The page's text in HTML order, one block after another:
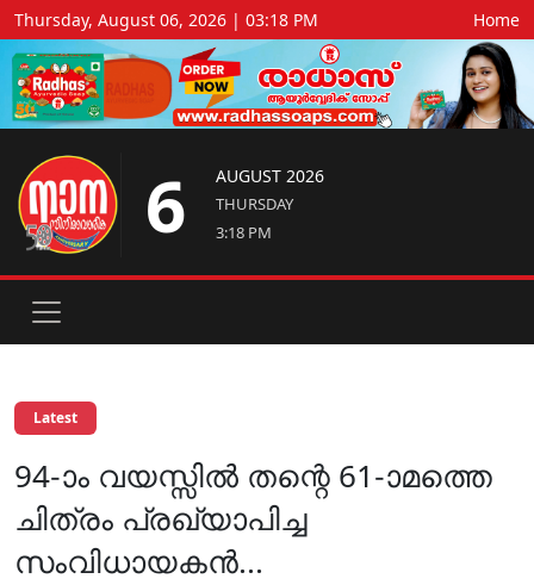
Thursday, August 06, 2026 | 03:18 PM Home
6 AUGUST 2026
THURSDAY
3:18 PM
Latest
94-ാം വയസ്സിൽ തന്റെ 61-ാമത്തെ
ചിത്രം പ്രഖ്യാപിച്ച
സംവിധായകൻ...